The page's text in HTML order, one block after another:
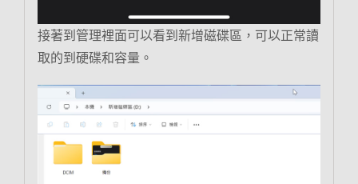
接著到管理裡面可以看到新增磁碟區，可以正常讀
取的到硬碟和容量。